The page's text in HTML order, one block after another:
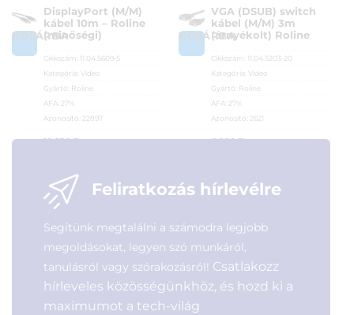
KOSÁRBA
DisplayPort (M/M)
kábel 10m – Roline
(minőségi)
Cikkszám: 11.04.5609-5
Kategória:Video
Gyártó: Roline
ÁFA: 27%
Azonosító: 22897
18 250Ft
KOSÁRBA
VGA (DSUB) switch
kábel (M/M) 3m
(árnyékolt) Roline
Cikkszám: 11.04.5203-20
Kategória: Video
Gyártó: Roline
ÁFA: 27%
Azonosító: 2621
6 990Ft
Feliratkozás hírlevélre
Segítünk megtalálni a számodra legjobb
megoldásokat, legyen szó munkáról,
tanulásról vagy szórakozásról! Csatlakozz
hírleveles közösségünkhöz, és hozd ki a
maximumot a tech-világ